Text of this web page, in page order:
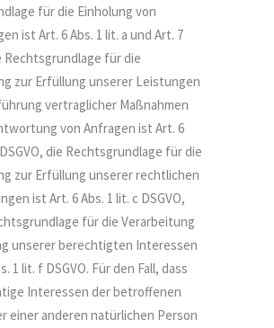
für die Einholung von
ist Art. 6 Abs. 1 lit. a und Art. 7
Rechtsgrundlage für die
zur Erfüllung unserer Leistungen
vertraglicher Maßnahmen
von Anfragen ist Art. 6
die Rechtsgrundlage für die
zur Erfüllung unserer rechtlichen
ist Art. 6 Abs. 1 lit. c DSGVO,
für die Verarbeitung
unserer berechtigten Interessen
1 lit. f DSGVO. Für den Fall, dass
Interessen der betroffenen
einer anderen natürlichen Person